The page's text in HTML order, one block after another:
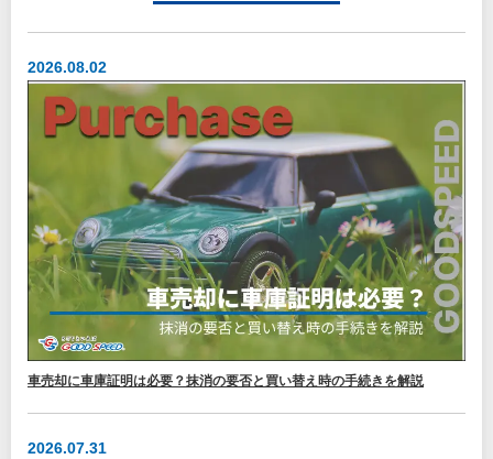
2026.08.02
車売却に車庫証明は必要？抹消の要否と買い替え時の手続きを解説
2026.07.31